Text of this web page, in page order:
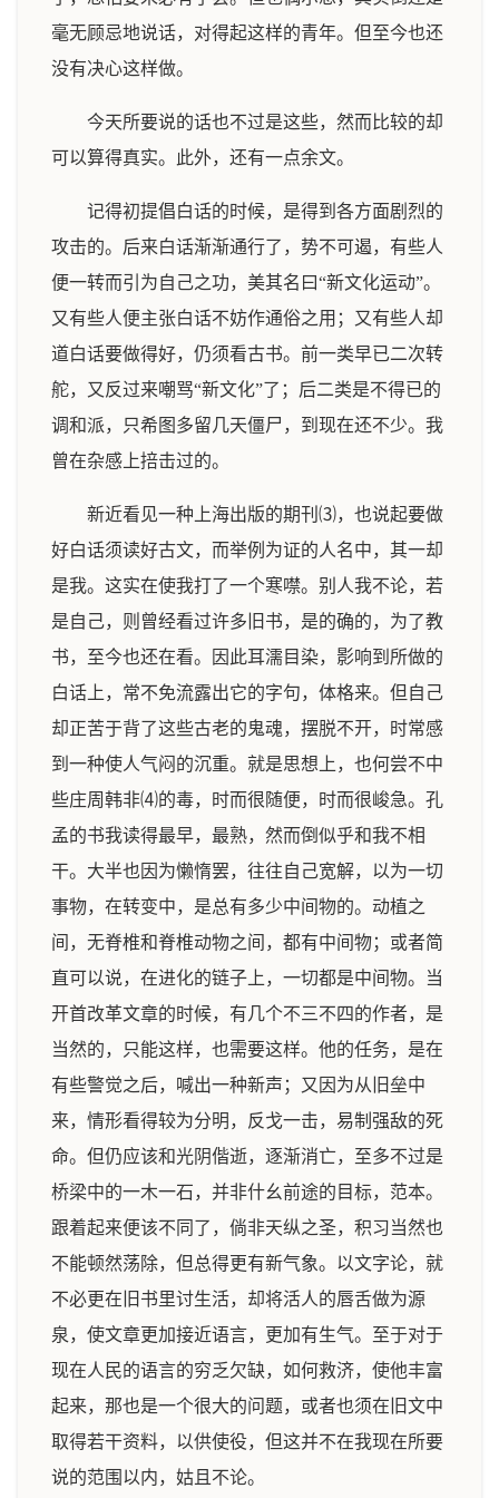
毫无顾忌地说话，对得起这样的青年。但至今也还
没有决心这样做。
今天所要说的话也不过是这些，然而比较的却
可以算得真实。此外，还有一点余文。
记得初提倡白话的时候，是得到各方面剧烈的
攻击的。后来白话渐渐通行了，势不可遏，有些人
便一转而引为自己之功，美其名曰“新文化运动”。
又有些人便主张白话不妨作通俗之用；又有些人却
道白话要做得好，仍须看古书。前一类早已二次转
舵，又反过来嘲骂“新文化”了；后二类是不得已的
调和派，只希图多留几天僵尸，到现在还不少。我
曾在杂感上掊击过的。
新近看见一种上海出版的期刊⑶，也说起要做
好白话须读好古文，而举例为证的人名中，其一却
是我。这实在使我打了一个寒噤。别人我不论，若
是自己，则曾经看过许多旧书，是的确的，为了教
书，至今也还在看。因此耳濡目染，影响到所做的
白话上，常不免流露出它的字句，体格来。但自己
却正苦于背了这些古老的鬼魂，摆脱不开，时常感
到一种使人气闷的沉重。就是思想上，也何尝不中
些庄周韩非⑷的毒，时而很随便，时而很峻急。孔
孟的书我读得最早，最熟，然而倒似乎和我不相
干。大半也因为懒惰罢，往往自己宽解，以为一切
事物，在转变中，是总有多少中间物的。动植之
间，无脊椎和脊椎动物之间，都有中间物；或者简
直可以说，在进化的链子上，一切都是中间物。当
开首改革文章的时候，有几个不三不四的作者，是
当然的，只能这样，也需要这样。他的任务，是在
有些警觉之后，喊出一种新声；又因为从旧垒中
来，情形看得较为分明，反戈一击，易制强敌的死
命。但仍应该和光阴偕逝，逐渐消亡，至多不过是
桥梁中的一木一石，并非什幺前途的目标，范本。
跟着起来便该不同了，倘非天纵之圣，积习当然也
不能顿然荡除，但总得更有新气象。以文字论，就
不必更在旧书里讨生活，却将活人的唇舌做为源
泉，使文章更加接近语言，更加有生气。至于对于
现在人民的语言的穷乏欠缺，如何救济，使他丰富
起来，那也是一个很大的问题，或者也须在旧文中
取得若干资料，以供使役，但这并不在我现在所要
说的范围以内，姑且不论。